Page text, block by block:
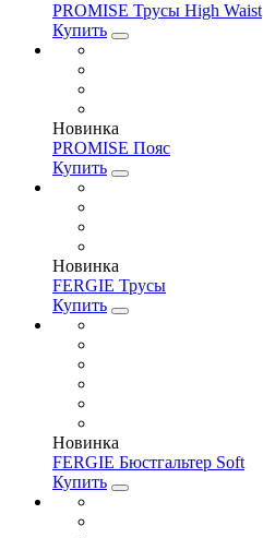
PROMISE Трусы High Waist
Купить
Новинка
PROMISE Пояс
Купить
Новинка
FERGIE Трусы
Купить
Новинка
FERGIE Бюстгальтер Soft
Купить